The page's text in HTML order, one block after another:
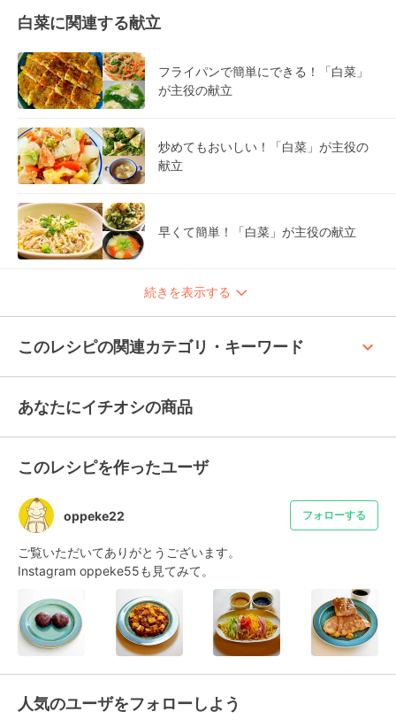
白菜に関連する献立
フライパンで簡単にできる！「白菜」
が主役の献立
炒めてもおいしい！「白菜」が主役の
献立
早くて簡単！「白菜」が主役の献立
続きを表示する
このレシピの関連カテゴリ・キーワード keyboard_arrow_up
あなたにイチオシの商品
このレシピを作ったユーザ
oppeke22 フォローする
ご覧いただいてありがとうございます。
Instagram oppeke55も見てみて。
人気のユーザをフォローしよう